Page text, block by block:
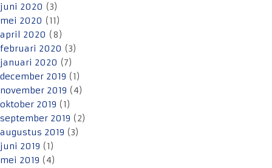
juni 2020 (3)
mei 2020 (11)
april 2020 (8)
februari 2020 (3)
januari 2020 (7)
december 2019 (1)
november 2019 (4)
oktober 2019 (1)
september 2019 (2)
augustus 2019 (3)
juni 2019 (1)
mei 2019 (4)